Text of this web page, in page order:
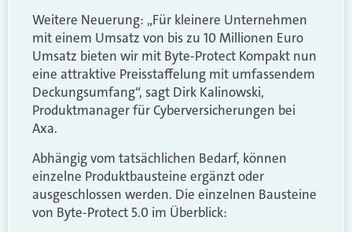
Weitere Neuerung: „Für kleinere Unternehmen
mit einem Umsatz von bis zu 10 Millionen Euro
Umsatz bieten wir mit Byte-Protect Kompakt nun
eine attraktive Preisstaffelung mit umfassendem
Deckungsumfang“, sagt Dirk Kalinowski,
Produktmanager für Cyberversicherungen bei
Axa.
Abhängig vom tatsächlichen Bedarf, können
einzelne Produktbausteine ergänzt oder
ausgeschlossen werden. Die einzelnen Bausteine
von Byte-Protect 5.0 im Überblick: